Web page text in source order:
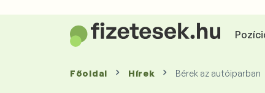
Főoldal Hírek Bérek az autóiparban